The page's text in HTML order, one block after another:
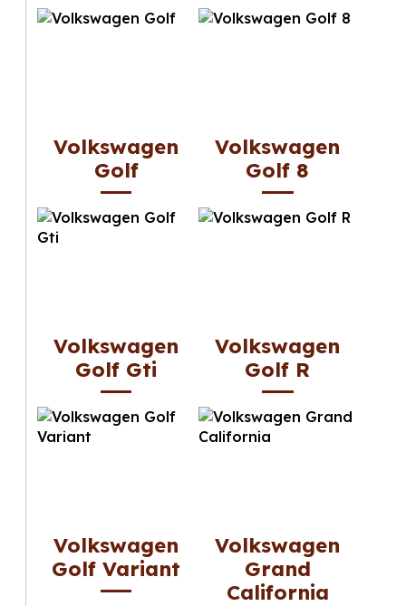
Volkswagen
Golf
Volkswagen
Golf 8
Volkswagen
Golf Gti
Volkswagen
Golf R
Volkswagen
Golf Variant
Volkswagen
Grand
California